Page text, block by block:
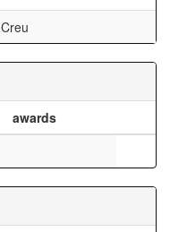
Creu
awards